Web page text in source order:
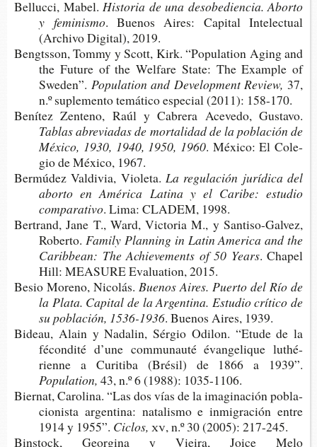
Belluc­ci, Mabel. His­to­ria de una desobe­dien­cia. Abor­to
y feminismo. Bue­nos Aires: Capi­tal Inte­lec­tual
(Archi­vo Digi­tal), 2019.
Bengts­son, Tommy y Scott, Kirk. “Popu­la­tion Aging and
the Futu­re of the Wel­fa­re State: The Exam­ple of
Sweden”. Popu­la­tion and Deve­lop­ment Review, 37,
n.º suple­men­to temá­ti­co espe­cial (2011): 158-170.
Bení­tez Zen­teno, Raúl y Cabre­ra Ace­ve­do, Gustavo.
Tablas abre­via­das de mor­ta­li­dad de la pobla­ción de
Méxi­co, 1930, 1940, 1950, 1960. Méxi­co: El Cole­
gio de Méxi­co, 1967.
Ber­mú­dez Val­di­via, Violeta. La regu­la­ción jurí­di­ca del
abor­to en Amé­ri­ca Lati­na y el Cari­be: estu­dio
comparativo. Lima: CLA­DEM, 1998.
Ber­trand, Jane T., Ward, Vic­to­ria M., y Santiso-​Galvez,
Roberto.Family Plan­ning in Latin Ame­ri­ca and the
Carib­bean: The Achie­ve­ments of 50 Years. Cha­pel
Hill: MEA­SU­RE Eva­lua­tion, 2015.
Besio Moreno, Nicolás. Bue­nos Aires. Puer­to del Río de
la Plata. Capi­tal de la Argen­ti­na. Estu­dio crí­ti­co de
su pobla­ción, 1536-1936. Bue­nos Aires, 1939.
Bideau, Alain y Nada­lin, Sér­gio Odi­lon. “Etude de la
fécon­di­té d’une com­mu­nau­té évan­ge­li­que lut­hé­
rien­ne a Curi­ti­ba (Bré­sil) de 1866 a 1939”.
Population, 43, n.º 6 (1988): 1035-1106.
Bier­nat, Caro­li­na. “Las dos vías de la ima­gi­na­ción pobla­
cio­nis­ta argen­ti­na: nata­lis­mo e inmi­gra­ción entre
1914 y 1955”. Ciclos, xv, n.º 30 (2005): 217-245.
Bins­to­ck, Geor­gi­na y Viei­ra, Joice Melo